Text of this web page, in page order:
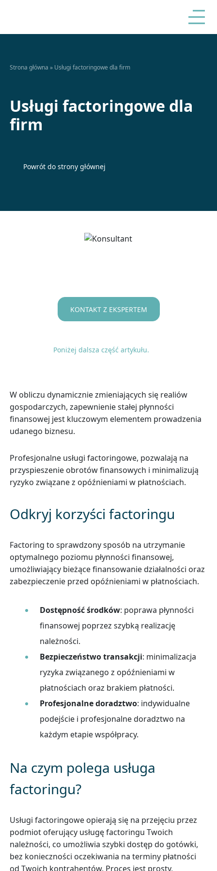
Strona główna » Usługi factoringowe dla firm
Usługi factoringowe dla
firm
Powrót do strony głównej
KONTAKT Z EKSPERTEM
Poniżej dalsza część artykułu.
W obliczu dynamicznie zmieniających się realiów
gospodarczych, zapewnienie stałej płynności
finansowej jest kluczowym elementem prowadzenia
udanego biznesu.
Profesjonalne usługi factoringowe, pozwalają na
przyspieszenie obrotów finansowych i minimalizują
ryzyko związane z opóźnieniami w płatnościach.
Odkryj korzyści factoringu
Factoring to sprawdzony sposób na utrzymanie
optymalnego poziomu płynności finansowej,
umożliwiający bieżące finansowanie działalności oraz
zabezpieczenie przed opóźnieniami w płatnościach.
Dostępność środków: poprawa płynności
finansowej poprzez szybką realizację
należności.
Bezpieczeństwo transakcji: minimalizacja
ryzyka związanego z opóźnieniami w
płatnościach oraz brakiem płatności.
Profesjonalne doradztwo: indywidualne
podejście i profesjonalne doradztwo na
każdym etapie współpracy.
Na czym polega usługa
factoringu?
Usługi factoringowe opierają się na przejęciu przez
podmiot oferujący usługę factoringu Twoich
należności, co umożliwia szybki dostęp do gotówki,
bez konieczności oczekiwania na terminy płatności
od Twoich kontrahentów. Proces jest prosty,